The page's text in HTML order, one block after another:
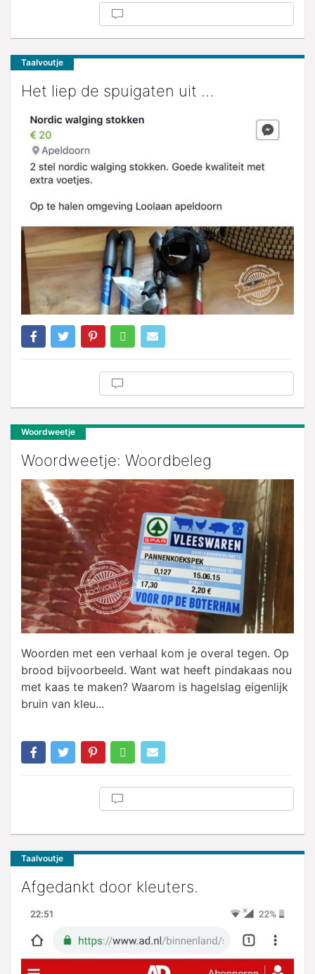
Taalvoutje
Het liep de spuigaten uit …
Woordweetje
Woordweetje: Woordbeleg
Woorden met een verhaal kom je overal tegen. Op
brood bijvoorbeeld. Want wat heeft pindakaas nou
met kaas te maken? Waarom is hagelslag eigenlijk
bruin van kleu...
Taalvoutje
Afgedankt door kleuters.